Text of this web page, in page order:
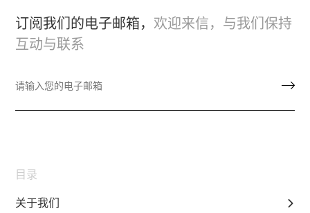
订阅我们的电子邮箱， 欢迎来信，与我们保持
互动与联系
目录
关于我们